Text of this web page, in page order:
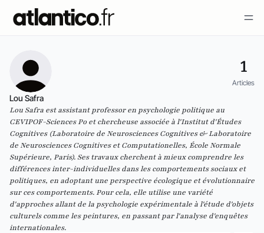
1
Articles
Lou Safra
Lou Safra est assistant professor en psychologie politique au
CEVIPOF-Sciences Po et chercheuse associée à l'Institut d'Études
Cognitives (Laboratoire de Neurosciences Cognitives & Laboratoire
de Neurosciences Cognitives et Computationelles, École Normale
Supérieure, Paris). Ses travaux cherchent à mieux comprendre les
différences inter-individuelles dans les comportements sociaux et
politiques, en adoptant une perspective écologique et évolutionnaire
sur ces comportements. Pour cela, elle utilise une variété
d'approches allant de la psychologie expérimentale à l'étude d'objets
culturels comme les peintures, en passant par l'analyse d'enquêtes
internationales.